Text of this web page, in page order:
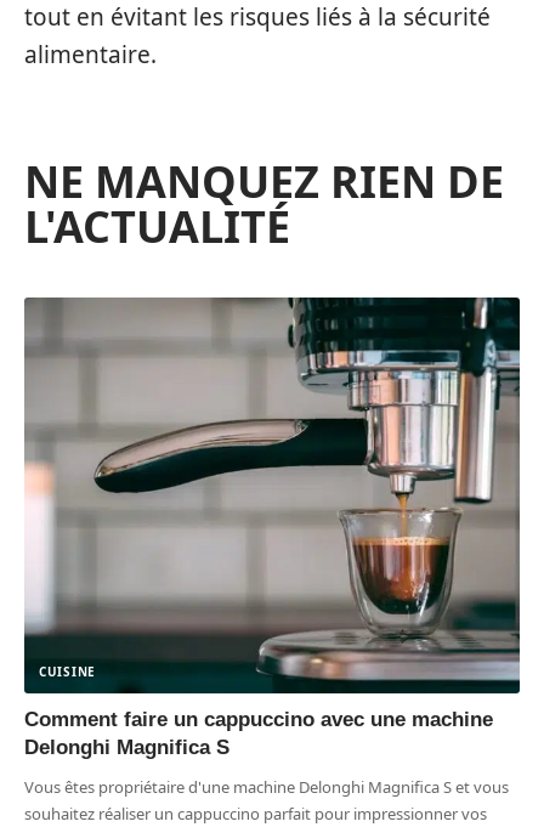
tout en évitant les risques liés à la sécurité
alimentaire.
NE MANQUEZ RIEN DE
L'ACTUALITÉ
CUISINE
Comment faire un cappuccino avec une machine
Delonghi Magnifica S
Vous êtes propriétaire d'une machine Delonghi Magnifica S et vous
souhaitez réaliser un cappuccino parfait pour impressionner vos